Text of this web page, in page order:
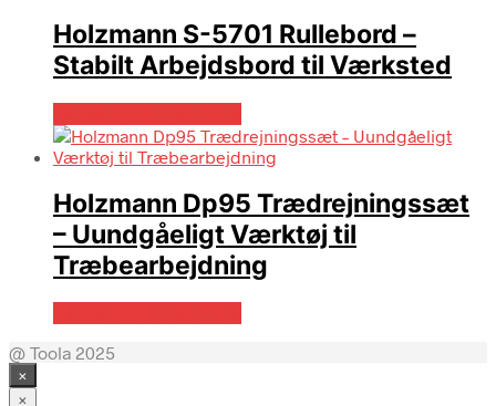
Holzmann S-5701 Rullebord –
Stabilt Arbejdsbord til Værksted
Holzmann Dp95 Trædrejningssæt
– Uundgåeligt Værktøj til
Træbearbejdning
@ Toola 2025
×
×